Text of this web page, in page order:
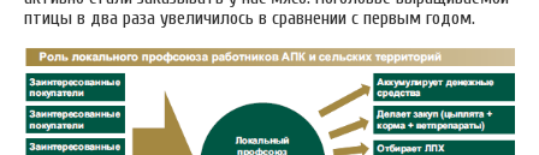
птицы в два раза увеличилось в сравнении с первым годом.